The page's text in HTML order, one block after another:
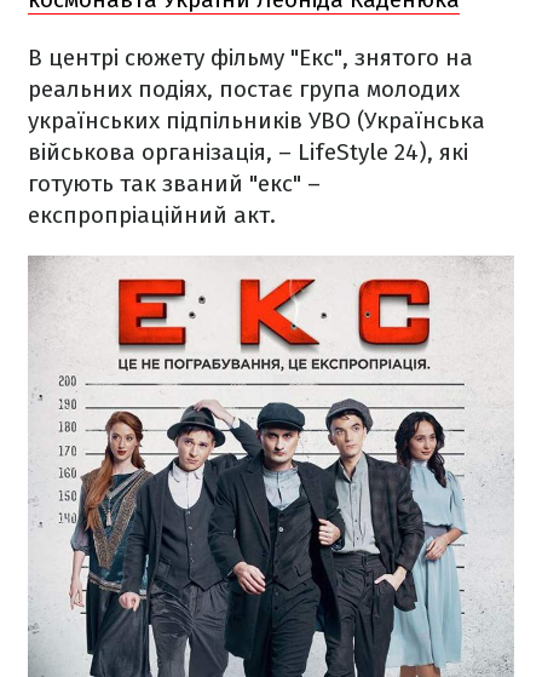
В центрі сюжету фільму "Екс", знятого на
реальних подіях, постає група молодих
українських підпільників УВО (Українська
військова організація, – LifeStyle 24), які
готують так званий "екс" –
експропріаційний акт.